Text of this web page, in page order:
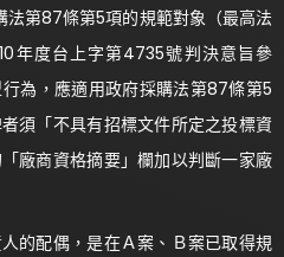
第87條第5項的規範對象（最高法
年度台上字第4735號判決意旨參
為，應適用政府採購法第87條第5
須「不具有招標文件所定之投標資
廠商資格摘要」欄加以判斷一家廠
配偶，是在Ａ案、Ｂ案已取得規